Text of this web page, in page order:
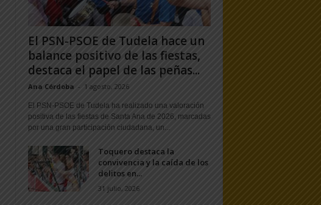
El PSN-PSOE de Tudela hace un
balance positivo de las fiestas,
destaca el papel de las peñas...
Ana Córdoba - 1 agosto, 2026
El PSN-PSOE de Tudela ha realizado una valoración
positiva de las fiestas de Santa Ana de 2026, marcadas
por una gran participación ciudadana, un...
Toquero destaca la
convivencia y la caída de los
delitos en...
31 julio, 2026